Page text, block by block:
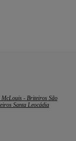
McLouis - Briteiros São
Santa Leocádia